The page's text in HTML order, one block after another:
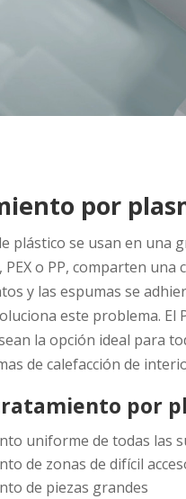
por
plástico se usan en una
PEX o PP, comparten
y las espumas se
este problema. El
la opción ideal para
de calefacción de
por
uniforme de todas las
de zonas de difícil
de piezas grandes